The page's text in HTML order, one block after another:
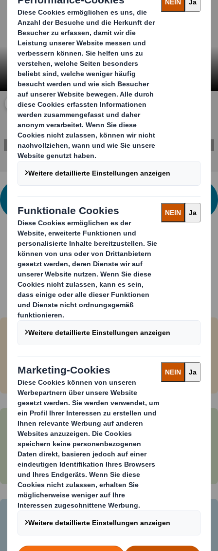
Klicken Sie zum Vergrößern des Videos
INFORMATIONEN
Ihre Vorteile auf einen Blick
Quick Display
Enorme Zeitersparnis und
Handlingvorteile durch schnelles
und einfaches Aufbauen im Handel.
Aufmerksamkeitsstarke
Warenpräsentation und
verkaufsfördernde Wirkung am P.O.S.
Geringes Transportvolumen durch
clevere Konstruktion.